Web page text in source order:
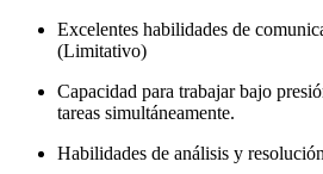
Excelentes habilidades de
(Limitativo)
Capacidad para trabajar bajo
tareas simultáneamente.
Habilidades de análisis y